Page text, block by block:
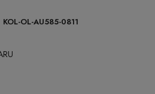
KOL-OL-AU585-0811